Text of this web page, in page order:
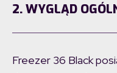
2. WYGLĄD
Freezer 36 Black